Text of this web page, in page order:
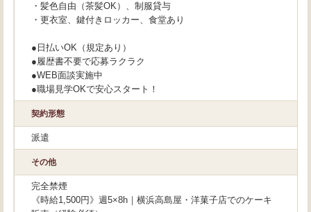
・髪色自由（茶髪OK）、制服貸与
・更衣室、鍵付きロッカー、食堂あり
●日払いOK（規定あり）
●履歴書不要で応募ラクラク
●WEB面談実施中
●職場見学OKで安心スタート！
契約形態
派遣
その他
完全禁煙
《時給1,500円》週5×8h｜横浜高島屋・洋菓子店でのケーキ